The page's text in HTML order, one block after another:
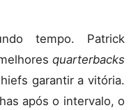
tempo. Patrick
quarterbacks
garantir a vitória.
após o intervalo, o